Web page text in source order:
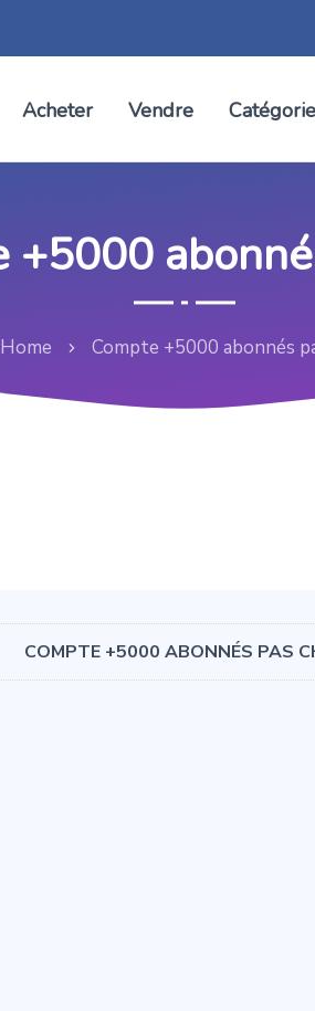
Acheter Vendre
+5000
Home Compte +5000 abonnés
COMPTE +5000 ABONNÉS PAS